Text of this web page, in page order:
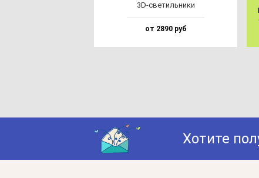
3D-све­тиль­ни­ки
от 2890 руб
Хотите